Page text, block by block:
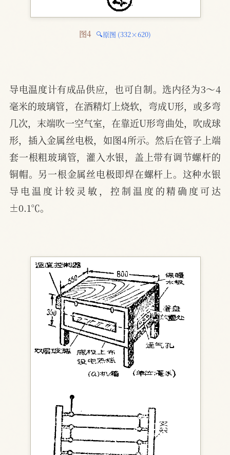
图4 🔍原图 (332×620)
导电温度计有成品供应，也可自制。选内径为3～4
毫米的玻璃管，在酒精灯上烧软，弯成U形，或多弯
几次，末端吹一空气室，在靠近U形弯曲处，吹成球
形，插入金属丝电极，如图4所示。然后在管子上端
套一根粗玻璃管，灌入水银，盖上带有调节螺杆的
铜帽。另一根金属丝电极即焊在螺杆上。这种水银
导电温度计较灵敏，控制温度的精确度可达
±0.1℃。